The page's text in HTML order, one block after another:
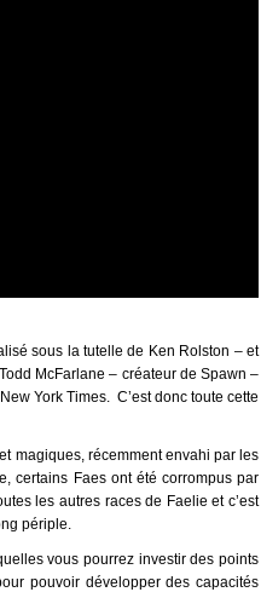
sous la tutelle de Ken Rolston – et
McFarlane – créateur de Spawn –
York Times. C’est donc toute cette
magiques, récemment envahi par les
certains Faes ont été corrompus par
les autres races de Faelie et c’est
périple.
vous pourrez investir des points
pouvoir développer des capacités